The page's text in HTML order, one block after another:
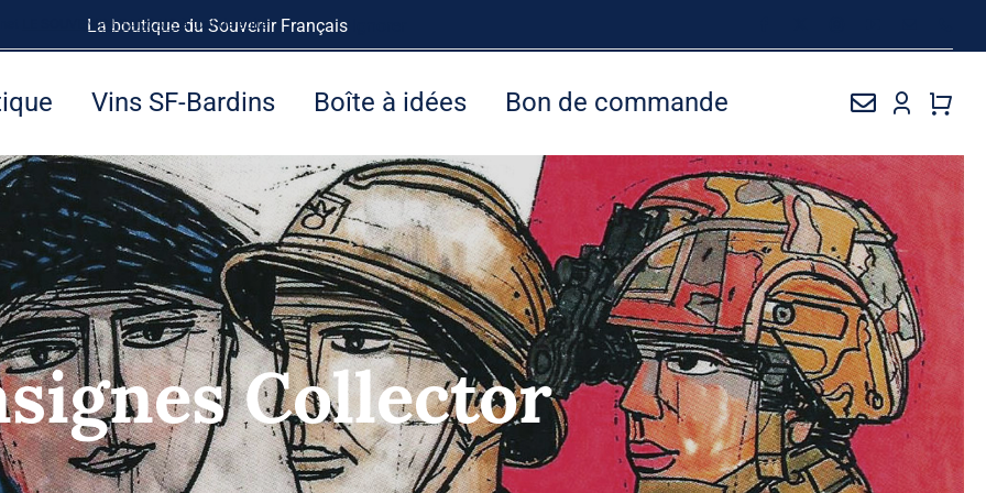
La boutique du Souvenir Français
LE SOUVENIR FRANÇAISà tout de suite.
Vins SF-Bardins Boîte à idées Bon de commande
Collector